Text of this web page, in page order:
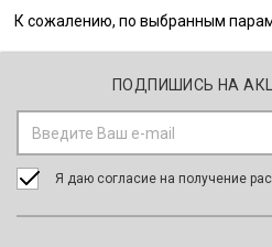
К сожалению, по выбранным
ПОДПИШИСЬ НА
Я даю согласие на получение